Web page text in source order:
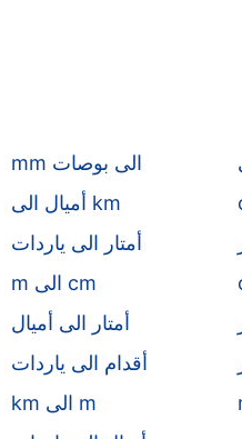
mm الى بوصات
أميال الى km
أمتار الى ياردات
m الى cm
أمتار الى أميال
أقدام الى ياردات
km الى m